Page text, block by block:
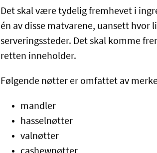
Det skal være tydelig fremhevet i
én av disse matvarene, uansett hvor
serveringssteder. Det skal komme
retten inneholder.
Følgende nøtter er omfattet av
mandler
hasselnøtter
valnøtter